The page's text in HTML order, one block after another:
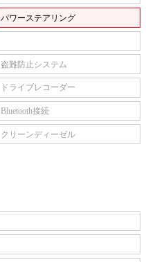
パワーステアリング
盗難防止システム
ドライブレコーダー
Bluetooth接続
クリーンディーゼル